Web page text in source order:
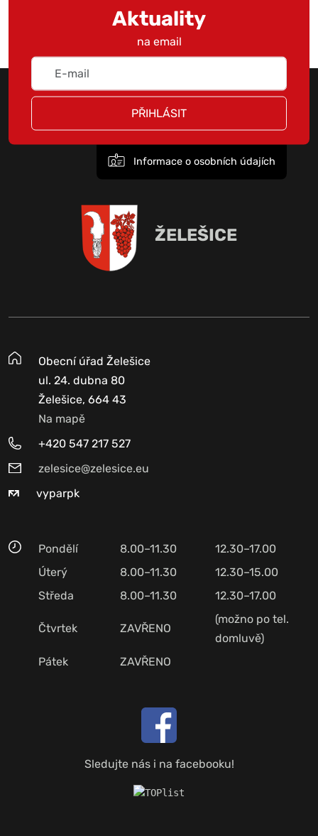
Aktuality
na email
PŘIHLÁSIT
Informace o osobních údajích
ŽELEŠICE
Obecní úřad Želešice
ul. 24. dubna 80
Želešice, 664 43
Na mapě
+420 547 217 527
zelesice@zelesice.eu
vyparpk
Pondělí 8.00–11.30
12.30–17.00
Úterý
8.00–11.30
12.30–15.00
Středa
8.00–11.30 12.30–17.00
Čtvrtek ZAVŘENO
(možno po tel.
domluvě)
Pátek
ZAVŘENO
Sledujte nás i na facebooku!